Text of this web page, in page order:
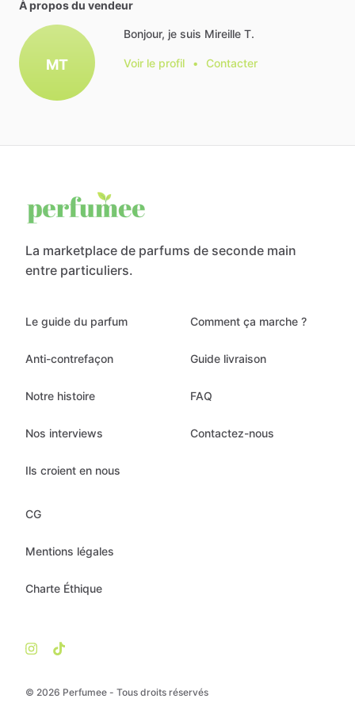
À propos du vendeur
MT
Bonjour, je suis Mireille T.
Voir le profil • Contacter
La marketplace de parfums de seconde main
entre particuliers.
© 2026 Perfumee - Tous droits réservés
Le guide du parfum
Anti-contrefaçon
Notre histoire
Nos interviews
Ils croient en nous
Comment ça marche ?
Guide livraison
FAQ
Contactez-nous
CG
Mentions légales
Charte Éthique